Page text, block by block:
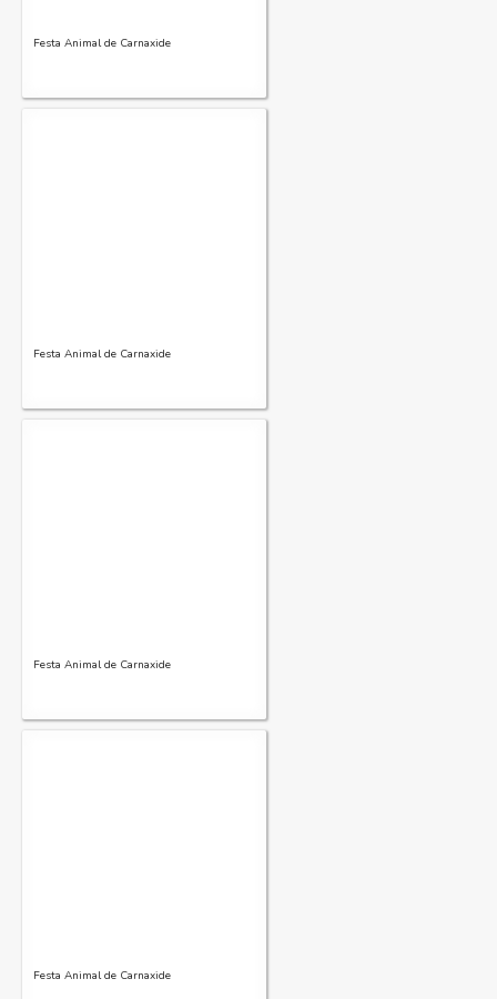
Festa Animal de Carnaxide
Festa Animal de Carnaxide
Festa Animal de Carnaxide
Festa Animal de Carnaxide